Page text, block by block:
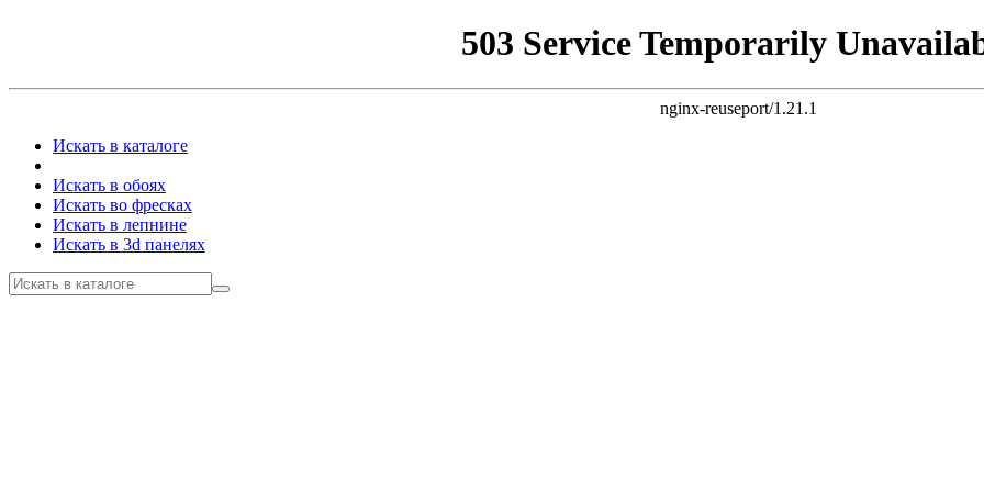
503 Service Temporarily
nginx-reuseport/1.21.1
Искать в каталоге
Искать в обоях
Искать во фресках
Искать в лепнине
Искать в 3d панелях